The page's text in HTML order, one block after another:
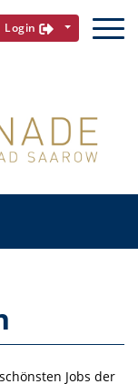
Login
Jobs der